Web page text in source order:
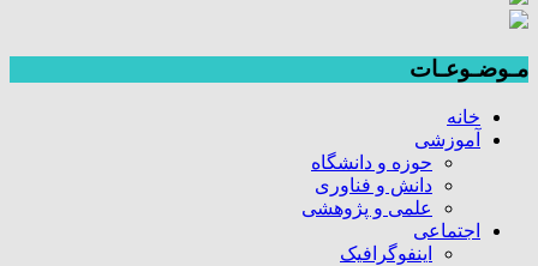
مـوضـوعـات
خانه
آموزشی
حوزه و دانشگاه
دانش و فناوری
علمی و پژوهشی
اجتماعی
اینفوگرافیک